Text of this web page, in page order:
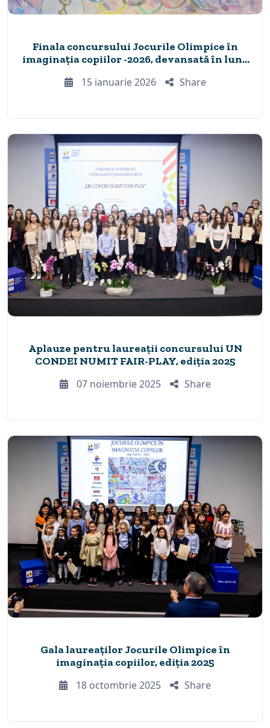
Finala concursului Jocurile Olimpice în
imaginația copiilor -2026, devansată în luna
15 ianuarie 2026 Share
Aplauze pentru laureații concursului UN
CONDEI NUMIT FAIR-PLAY, ediția 2025
07 noiembrie 2025
Share
Gala laureaților Jocurile Olimpice în
imaginația copiilor, ediția 2025
18 octombrie 2025
Share